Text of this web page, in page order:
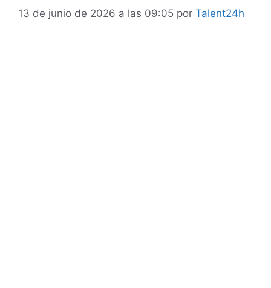
13 de junio de 2026 a las 09:05 por Talent24h